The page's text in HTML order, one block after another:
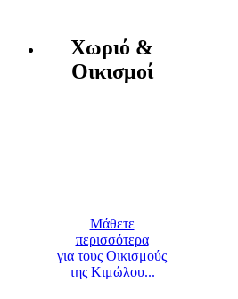
Χωριό &
Οικισμοί
Μάθετε
περισσότερα
για τους Οικισμούς
της Κιμώλου...